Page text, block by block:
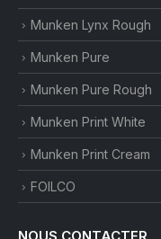
Munken Lynx Rough
Munken Pure
Munken Pure Rough
Munken Print White
Munken Print Cream
FOILCO